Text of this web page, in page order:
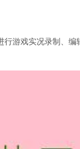
游戏实况录制、